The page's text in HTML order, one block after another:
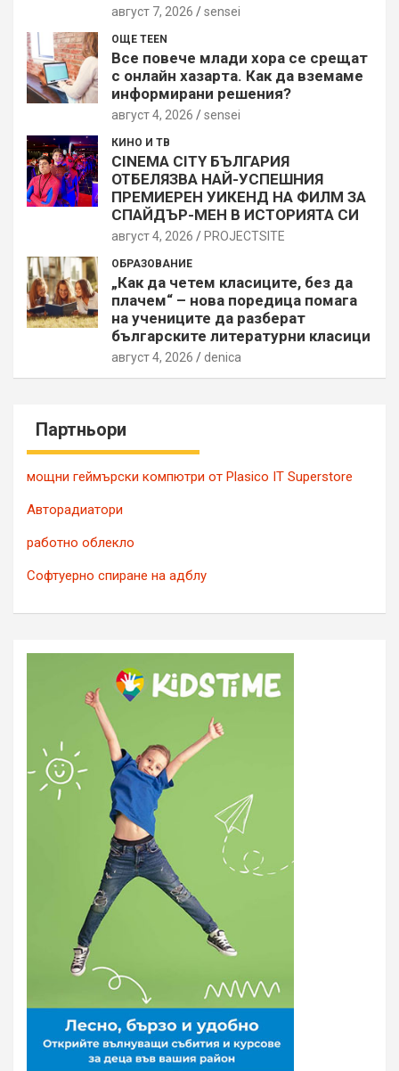
август 7, 2026 sensei
ОЩЕ TEEN
Все повече млади хора се срещат
с онлайн хазарта. Как да вземаме
информирани решения?
август 4, 2026 sensei
КИНО И ТВ
CINEMA CITY БЪЛГАРИЯ
ОТБЕЛЯЗВА НАЙ-УСПЕШНИЯ
ПРЕМИЕРЕН УИКЕНД НА ФИЛМ ЗА
СПАЙДЪР-МЕН В ИСТОРИЯТА СИ
август 4, 2026 PROJECTSITЕ
ОБРАЗОВАНИЕ
„Как да четем класиците, без да
плачем“ – нова поредица помага
на учениците да разберат
българските литературни класици
август 4, 2026 denica
Партньори
мощни геймърски компютри от Plasico IT Superstore
Авторадиатори
работно облекло
Софтуерно спиране на адблу